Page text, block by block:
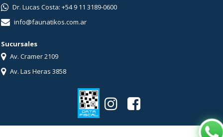
Dr. Lucas Costa: +54 9 11 3189-0600
info@faunatikos.com.ar
Sucursales
Av. Cramer 2109
Av. Las Heras 3858